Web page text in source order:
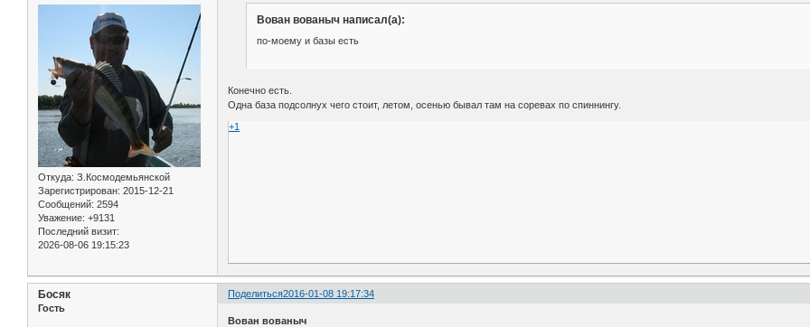
Откуда: З.Космодемьянской
Зарегистрирован: 2015-12-21
Сообщений: 2594
Уважение: +9131
Последний визит:
2026-08-06 19:15:23
Вован вованыч написал(а):
по-моему и базы есть
Конечно есть.
Одна база подсолнух чего стоит, летом, осенью бывал там на соревах по спиннингу.
+1
Поделиться2016-01-08 19:17:34
Босяк
Гость
Вован вованыч